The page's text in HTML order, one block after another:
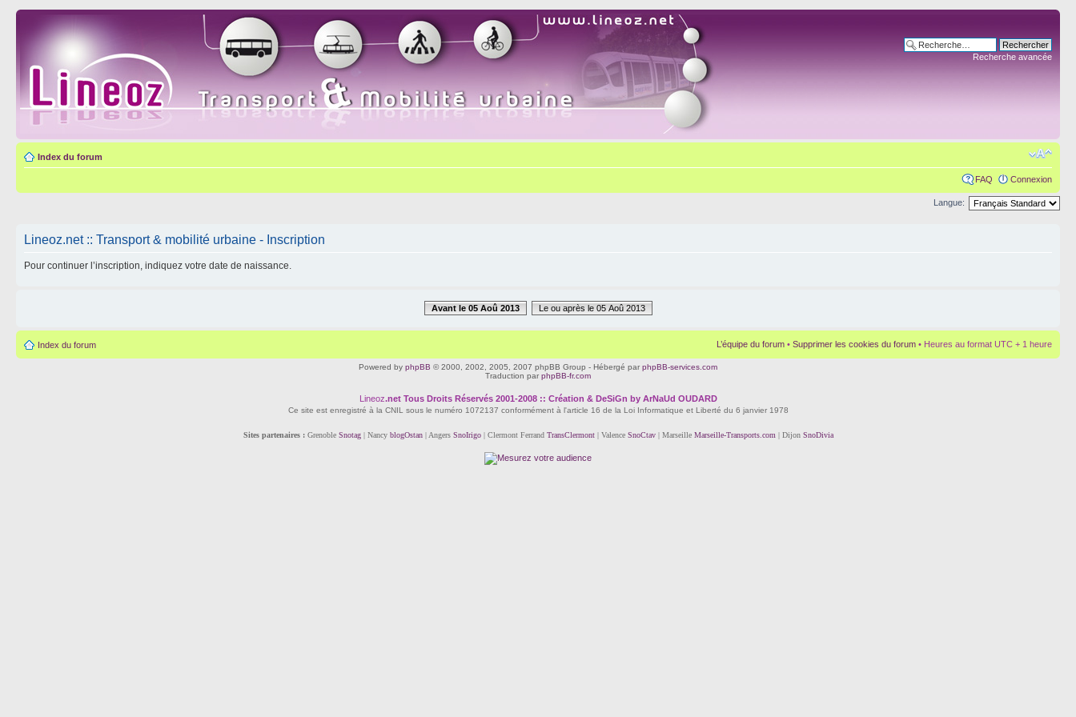
Recherche avancée
Index du forum
FAQ Connexion
Langue:
Lineoz.net :: Transport & mobilité urbaine - Inscription
Pour continuer l’inscription, indiquez votre date de naissance.
Avant le 05 Aoû 2013 Le ou après le 05 Aoû 2013
Index du forum L’équipe du forum • Supprimer les cookies du forum • Heures au format UTC + 1 heure
Powered by phpBB © 2000, 2002, 2005, 2007 phpBB Group - Hébergé par phpBB-services.com
Traduction par phpBB-fr.com
Lineoz.netTous Droits Réservés 2001-2008 :: Création & DeSiGn by ArNaUd OUDARD
Ce site est enregistré à la CNIL sous le numéro 1072137 conformément à l'article 16 de la Loi Informatique et Liberté du 6 janvier 1978
Sites partenaires :Grenoble Snotag| Nancy blogOstan| Angers SnoIrigo| Clermont Ferrand TransClermont| Valence SnoCtav| Marseille Marseille-Transports.com | Dijon SnoDivia